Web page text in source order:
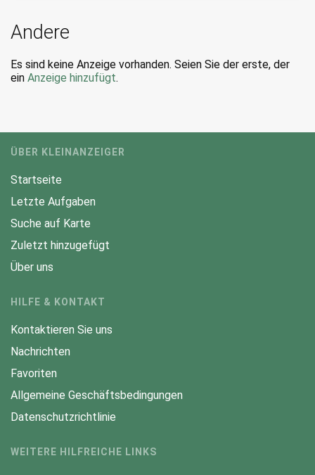
Andere
Es sind keine Anzeige vorhanden. Seien Sie der erste, der
ein Anzeige hinzufügt.
ÜBER KLEINANZEIGER
Startseite
Letzte Aufgaben
Suche auf Karte
Zuletzt hinzugefügt
Über uns
HILFE & KONTAKT
Kontaktieren Sie uns
Nachrichten
Favoriten
Allgemeine Geschäftsbedingungen
Datenschutzrichtlinie
WEITERE HILFREICHE LINKS